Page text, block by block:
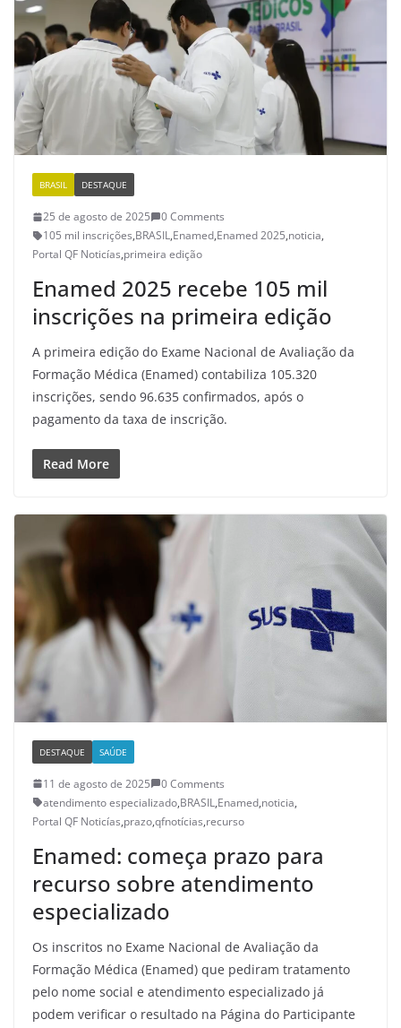
BRASIL DESTAQUE
25 de agosto de 2025
0 Comments
105 mil inscrições,BRASIL,Enamed,Enamed 2025,noticia,
Portal QF Noticías,primeira edição
Enamed 2025 recebe 105 mil
inscrições na primeira edição
A primeira edição do Exame Nacional de Avaliação da
Formação Médica (Enamed) contabiliza 105.320
inscrições, sendo 96.635 confirmados, após o
pagamento da taxa de inscrição.
Read More
DESTAQUE SAÚDE
11 de agosto de 2025
0 Comments
atendimento especializado,BRASIL,Enamed,noticia,
Portal QF Noticías,prazo,qfnotícias,recurso
Enamed: começa prazo para
recurso sobre atendimento
especializado
Os inscritos no Exame Nacional de Avaliação da
Formação Médica (Enamed) que pediram tratamento
pelo nome social e atendimento especializado já
podem verificar o resultado na Página do Participante